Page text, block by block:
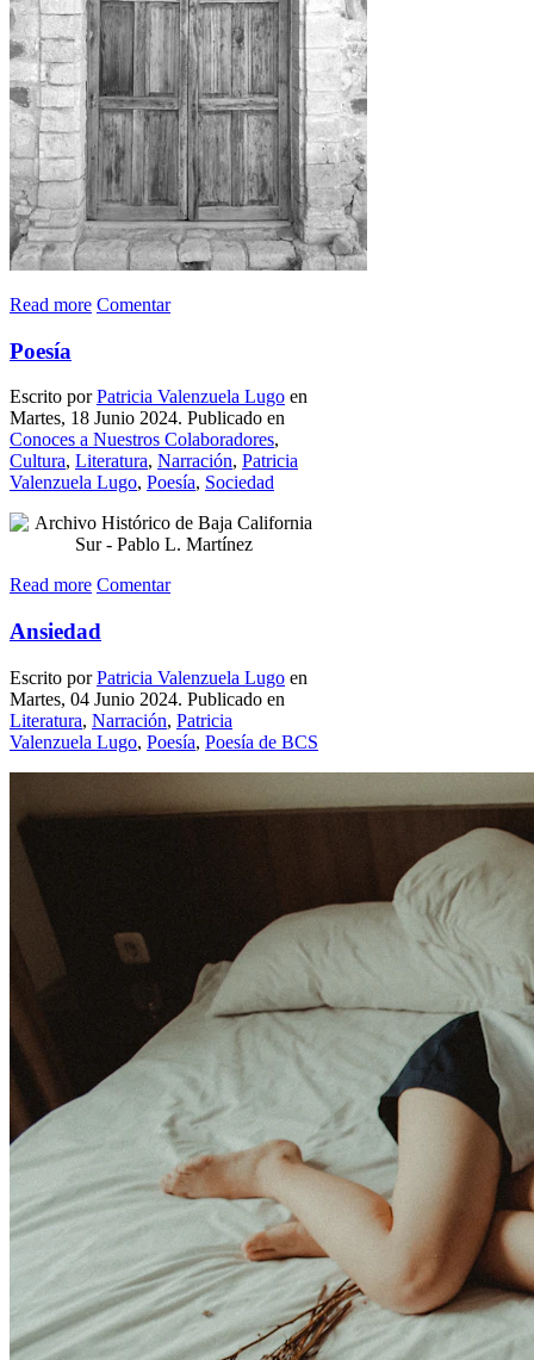
Read more Comentar
Poesía
Escrito porPatricia Valenzuela Lugo en
Martes, 18 Junio 2024. Publicado en
Conoces a Nuestros Colaboradores,
Cultura, Literatura, Narración, Patricia
Valenzuela Lugo, Poesía, Sociedad
Read more Comentar
Ansiedad
Escrito porPatricia Valenzuela Lugo en
Martes, 04 Junio 2024. Publicado en
Literatura, Narración, Patricia
Valenzuela Lugo, Poesía, Poesía de BCS